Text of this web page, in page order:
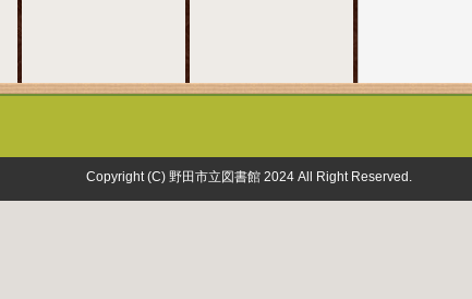
Copyright (C) 野田市立図書館 2024 All Right Reserved.